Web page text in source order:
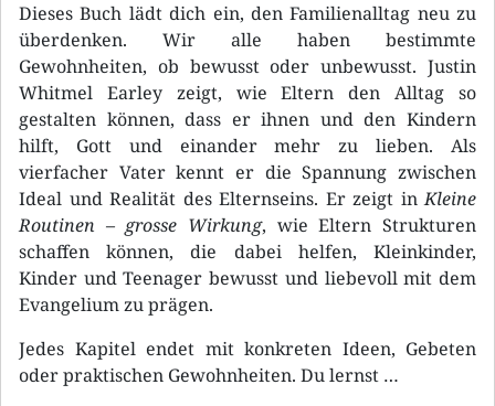
Dieses Buch lädt dich ein, den Familienalltag neu zu
überdenken. Wir alle haben bestimmte
Gewohnheiten, ob bewusst oder unbewusst. Justin
Whitmel Earley zeigt, wie Eltern den Alltag so
gestalten können, dass er ihnen und den Kindern
hilft, Gott und einander mehr zu lieben. Als
vierfacher Vater kennt er die Spannung zwischen
Ideal und Realität des Elternseins. Er zeigt inKleine
Routinen – grosse Wirkung, wie Eltern Strukturen
schaffen können, die dabei helfen, Kleinkinder,
Kinder und Teenager bewusst und liebevoll mit dem
Evangelium zu prägen.
Jedes Kapitel endet mit konkreten Ideen, Gebeten
oder praktischen Gewohnheiten. Du lernst …